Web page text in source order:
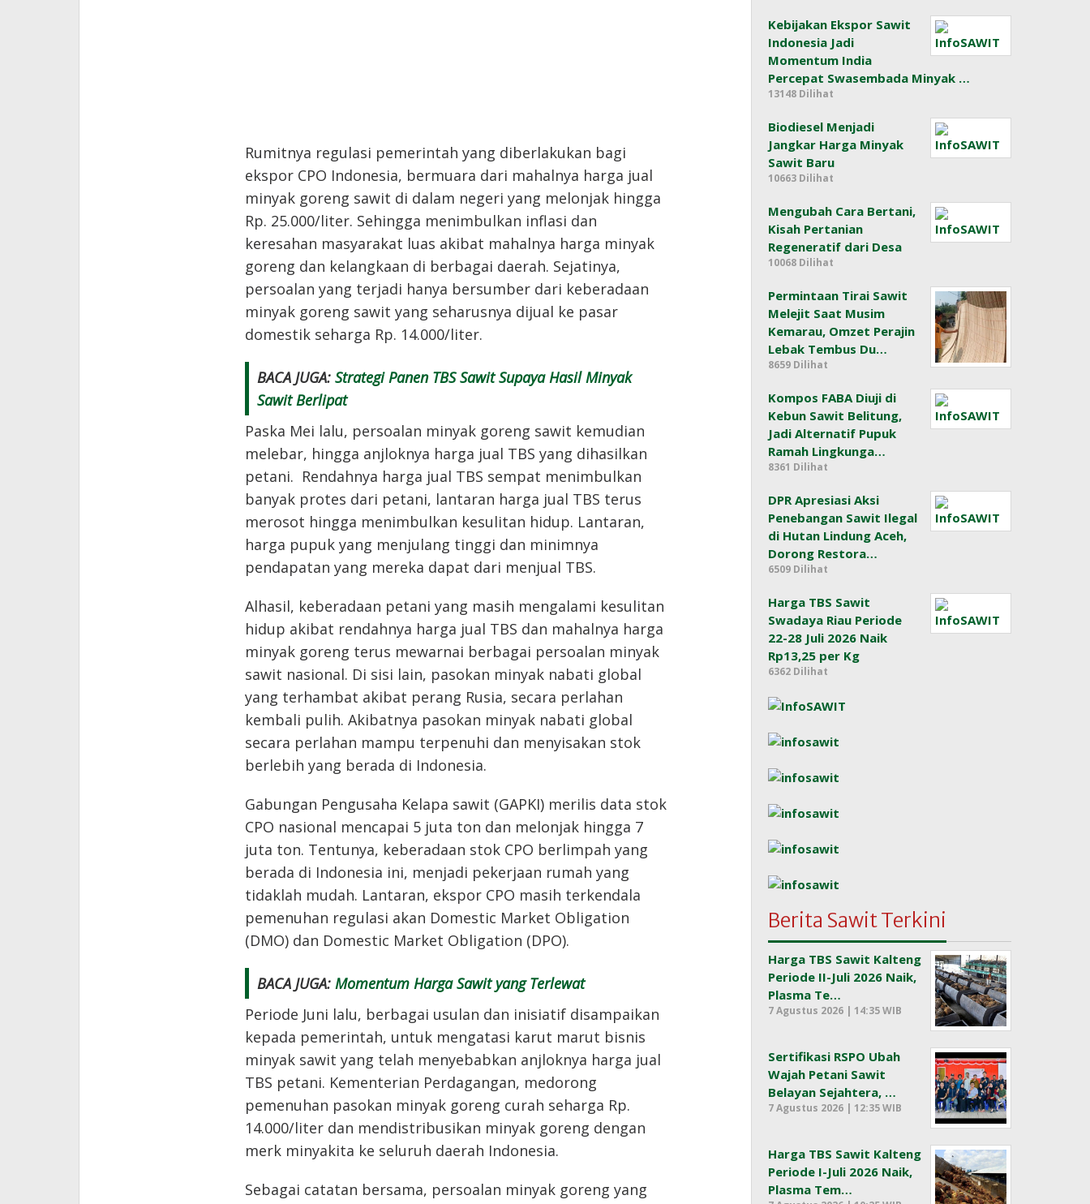
Rumitnya regulasi pemerintah yang diberlakukan bagi
ekspor CPO Indonesia, bermuara dari mahalnya harga jual
minyak goreng sawit di dalam negeri yang melonjak hingga
Rp. 25.000/liter. Sehingga menimbulkan inflasi dan
keresahan masyarakat luas akibat mahalnya harga minyak
goreng dan kelangkaan di berbagai daerah. Sejatinya,
persoalan yang terjadi hanya bersumber dari keberadaan
minyak goreng sawit yang seharusnya dijual ke pasar
domestik seharga Rp. 14.000/liter.
BACA JUGA: Strategi Panen TBS Sawit Supaya Hasil Minyak
Sawit Berlipat
Paska Mei lalu, persoalan minyak goreng sawit kemudian
melebar, hingga anjloknya harga jual TBS yang dihasilkan
petani. Rendahnya harga jual TBS sempat menimbulkan
banyak protes dari petani, lantaran harga jual TBS terus
merosot hingga menimbulkan kesulitan hidup. Lantaran,
harga pupuk yang menjulang tinggi dan minimnya
pendapatan yang mereka dapat dari menjual TBS.
Alhasil, keberadaan petani yang masih mengalami kesulitan
hidup akibat rendahnya harga jual TBS dan mahalnya harga
minyak goreng terus mewarnai berbagai persoalan minyak
sawit nasional. Di sisi lain, pasokan minyak nabati global
yang terhambat akibat perang Rusia, secara perlahan
kembali pulih. Akibatnya pasokan minyak nabati global
secara perlahan mampu terpenuhi dan menyisakan stok
berlebih yang berada di Indonesia.
Gabungan Pengusaha Kelapa sawit (GAPKI) merilis data stok
CPO nasional mencapai 5 juta ton dan melonjak hingga 7
juta ton. Tentunya, keberadaan stok CPO berlimpah yang
berada di Indonesia ini, menjadi pekerjaan rumah yang
tidaklah mudah. Lantaran, ekspor CPO masih terkendala
pemenuhan regulasi akan Domestic Market Obligation
(DMO) dan Domestic Market Obligation (DPO).
BACA JUGA: Momentum Harga Sawit yang Terlewat
Periode Juni lalu, berbagai usulan dan inisiatif disampaikan
kepada pemerintah, untuk mengatasi karut marut bisnis
minyak sawit yang telah menyebabkan anjloknya harga jual
TBS petani. Kementerian Perdagangan, medorong
pemenuhan pasokan minyak goreng curah seharga Rp.
14.000/liter dan mendistribusikan minyak goreng dengan
merk minyakita ke seluruh daerah Indonesia.
Sebagai catatan bersama, persoalan minyak goreng yang
Kebijakan Ekspor Sawit
Indonesia Jadi
Momentum India
Percepat Swasembada Minyak …
13148 Dilihat
Biodiesel Menjadi
Jangkar Harga Minyak
Sawit Baru
10663 Dilihat
Mengubah Cara Bertani,
Kisah Pertanian
Regeneratif dari Desa
10068 Dilihat
Permintaan Tirai Sawit
Melejit Saat Musim
Kemarau, Omzet Perajin
Lebak Tembus Du…
8659 Dilihat
Kompos FABA Diuji di
Kebun Sawit Belitung,
Jadi Alternatif Pupuk
Ramah Lingkunga…
8361 Dilihat
DPR Apresiasi Aksi
Penebangan Sawit Ilegal
di Hutan Lindung Aceh,
Dorong Restora…
6509 Dilihat
Harga TBS Sawit
Swadaya Riau Periode
22-28 Juli 2026 Naik
Rp13,25 per Kg
6362 Dilihat
Berita Sawit Terkini
Harga TBS Sawit Kalteng
Periode II-Juli 2026 Naik,
Plasma Te…
7 Agustus 2026 | 14:35 WIB
Sertifikasi RSPO Ubah
Wajah Petani Sawit
Belayan Sejahtera, …
7 Agustus 2026 | 12:35 WIB
Harga TBS Sawit Kalteng
Periode I-Juli 2026 Naik,
Plasma Tem…